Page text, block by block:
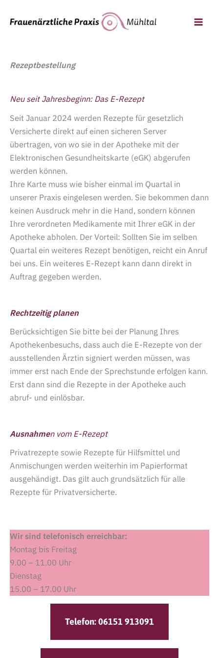
Inhalt
Rezeptbestellung
Neu seit Jahresbeginn: Das E-Rezept
Seit Januar 2024 werden Rezepte für gesetzlich
Versicherte direkt auf einen sicheren Server
übertragen, von wo sie in der Apotheke mit der
Elektronischen Gesundheitskarte (eGK) abgerufen
werden können.
Ihre Karte muss wie bisher einmal im Quartal in
unserer Praxis eingelesen werden. Sie bekommen dann
keinen Ausdruck mehr in die Hand, sondern können
Ihre verordneten Medikamente mit Ihrer eGK in der
Apotheke abholen. Der Vorteil: Sollten Sie im selben
Quartal ein weiteres Rezept benötigen, reicht ein Anruf
bei uns. Ein weiteres E-Rezept kann dann direkt in
Auftrag gegeben werden.
Rechtzeitig planen
Berücksichtigen Sie bitte bei der Planung Ihres
Apothekenbesuchs, dass auch die E-Rezepte von der
ausstellenden Ärztin signiert werden müssen, was
immer erst nach Ende der Sprechstunde erfolgen kann.
Erst dann sind die Rezepte in der Apotheke auch
abruf- und einlösbar.
Ausnahmen vom E-Rezept
Privatrezepte sowie Rezepte für Hilfsmittel und
Anmischungen werden weiterhin im Papierformat
ausgehändigt. Das gilt auch grundsätzlich für alle
Rezepte für Privatversicherte.
Wir sind telefonisch erreichbar:
Montag bis Freitag
9.00 – 11.00 Uhr
Dienstag
15.00 – 17.00 Uhr
Telefon: 06151 913091